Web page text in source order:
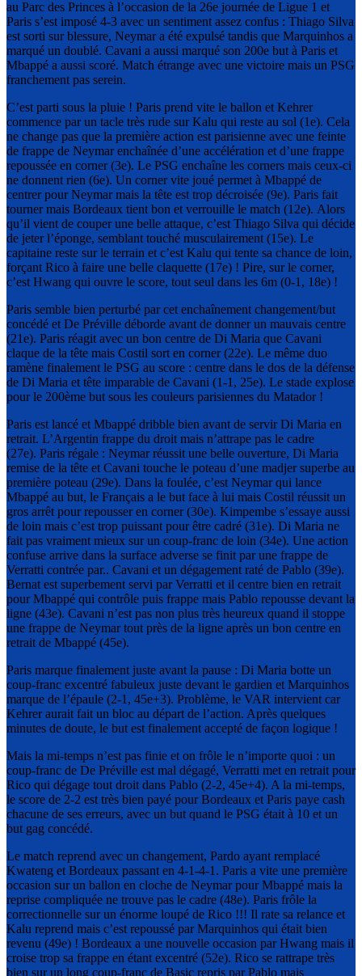
au Parc des Princes à l’occasion de la 26e journée de Ligue 1 et
Paris s’est imposé 4-3 avec un sentiment assez confus : Thiago Silva
est sorti sur blessure, Neymar a été expulsé tandis que Marquinhos a
marqué un doublé. Cavani a aussi marqué son 200e but à Paris et
Mbappé a aussi scoré. Match étrange avec une victoire mais un PSG
franchement pas serein.
C’est parti sous la pluie ! Paris prend vite le ballon et Kehrer
commence par un tacle très rude sur Kalu qui reste au sol (1e). Cela
ne change pas que la première action est parisienne avec une feinte
de frappe de Neymar enchaînée d’une accélération et d’une frappe
repoussée en corner (3e). Le PSG enchaîne les corners mais ceux-ci
ne donnent rien (6e). Un corner vite joué permet à Mbappé de
centrer pour Neymar mais la tête est trop décroisée (9e). Paris fait
tourner mais Bordeaux tient bon et verrouille le match (12e). Alors
qu’il vient de couper une belle attaque, c’est Thiago Silva qui décide
de jeter l’éponge, semblant touché musculairement (15e). Le
capitaine reste sur le terrain et c’est Kalu qui tente sa chance de loin,
forçant Rico à faire une belle claquette (17e) ! Pire, sur le corner,
c’est Hwang qui ouvre le score, tout seul dans les 6m (0-1, 18e) !
Paris semble bien perturbé par cet enchaînement changement/but
concédé et De Préville déborde avant de donner un mauvais centre
(21e). Paris réagit avec un bon centre de Di Maria que Cavani
claque de la tête mais Costil sort en corner (22e). Le même duo
ramène finalement le PSG au score : centre dans le dos de la défense
de Di Maria et tête imparable de Cavani (1-1, 25e). Le stade explose
pour le 200ème but sous les couleurs parisiennes du Matador !
Paris est lancé et Mbappé dribble bien avant de servir Di Maria en
retrait. L’Argentin frappe du droit mais n’attrape pas le cadre
(27e). Paris régale : Neymar réussit une belle ouverture, Di Maria
remise de la tête et Cavani touche le poteau d’une madjer superbe au
première poteau (29e). Dans la foulée, c’est Neymar qui lance
Mbappé au but, le Français a le but face à lui mais Costil réussit un
gros arrêt pour repousser en corner (30e). Kimpembe s’essaye aussi
de loin mais c’est trop puissant pour être cadré (31e). Di Maria ne
fait pas vraiment mieux sur un coup-franc de loin (34e). Une action
confuse arrive dans la surface adverse se finit par une frappe de
Verratti contrée par.. Cavani et un dégagement raté de Pablo (39e).
Bernat est superbement servi par Verratti et il centre bien en retrait
pour Mbappé qui contrôle puis frappe mais Pablo repousse devant la
ligne (43e). Cavani n’est pas non plus très heureux quand il stoppe
une frappe de Neymar tout près de la ligne après un bon centre en
retrait de Mbappé (45e).
Paris marque finalement juste avant la pause : Di Maria botte un
coup-franc excentré fabuleux juste devant le gardien et Marquinhos
marque de l’épaule (2-1, 45e+3). Problème, le VAR intervient car
Kehrer aurait fait un bloc au départ de l’action. Après quelques
minutes de doute, le but est finalement accepté de façon logique !
Mais la mi-temps n’est pas finie et on frôle le n’importe quoi : un
coup-franc de De Préville est mal dégagé, Verratti met en retrait pour
Rico qui dégage tout droit dans Pablo (2-2, 45e+4). A la mi-temps,
le score de 2-2 est très bien payé pour Bordeaux et Paris paye cash
chacune de ses erreurs, avec un but quand le PSG était à 10 et un
but gag concédé.
Le match reprend avec un changement, Pardo ayant remplacé
Kwateng et Bordeaux passant en 4-1-4-1. Paris a vite une première
occasion sur un ballon en cloche de Neymar pour Mbappé mais la
reprise compliquée ne trouve pas le cadre (48e). Paris frôle la
correctionnelle sur un énorme loupé de Rico !!! Il rate sa relance et
Kalu reprend mais c’est repoussé par Marquinhos qui était bien
revenu (49e) ! Bordeaux a une nouvelle occasion par Hwang mais il
croise trop sa frappe en étant excentré (52e). Rico se rattrape très
bien sur un long coup-franc de Basic repris par Pablo mais